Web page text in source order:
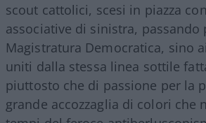
scout cattolici, scesi in piazza
associative di sinistra, passando
Magistratura Democratica, sino
uniti dalla stessa linea sottile
piuttosto che di passione per la
grande accozzaglia di colori che